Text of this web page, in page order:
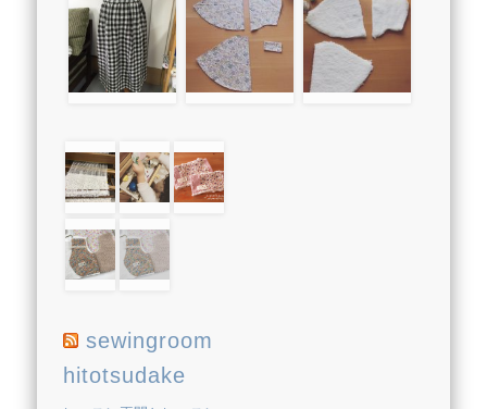
sewingroom
hitotsudake